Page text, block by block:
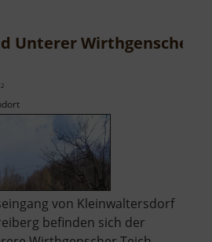
Unterer Wirthgenscher
von Kleinwaltersdorf
befinden sich der